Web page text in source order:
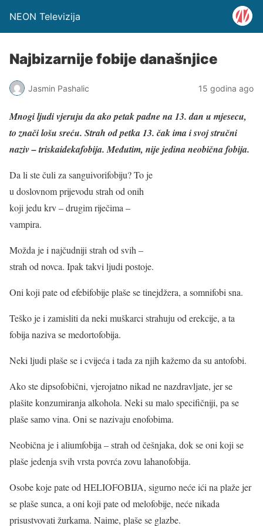
NEON Televizija
Najbizarnije fobije današnjice
Jasmin Pashalic 15 godina ago
Mnogi ljudi vjeruju da ako petak padne na 13. dan u mjesecu,
to znači lošu sreću. Strah od petka 13. čak ima i svoj ​​stručni
naziv – triskaidekafobija. Međutim, nije jedina neobična fobija.
Da li ste čuli za sanguivorifobiju? To je
u doslovnom prijevodu strah od onih
koji jedu krv – drugim riječima –
vampira.
Možda je i najčudniji strah od svih –
strah od novca. Ipak takvi ljudi postoje.
Oni koji pate od efebifobije plaše se tinejdžera, a somnifobi sna.
Teško je i zamisliti da neki muškarci strahuju od erekcije, a ta
fobija naziva se medortofobija.
Neki ljudi plaše se i cvijeća i tada za njih kažemo da su antofobi.
Ako ste dipsofobični, vjerojatno nikad ne nazdravljate, jer se
plašite konzumiranja alkohola. Neki su malo specifičniji, pa se
plaše samo vina. Oni se nazivaju enofobima.
Neobična je i aliumfobija – strah od češnjaka, dok se oni koji se
plaše jedenja svih vrsta povrća zovu lahanofobija.
Osobe koje pate od HELIOFOBIJA, sigurno neće ići na plaže jer
se plaše sunca, a oni koji pate od melofobije, neće nikada
prisustvovati žurkama. Naime, plaše se glazbe.